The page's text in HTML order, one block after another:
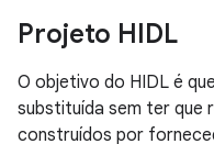
Projeto HIDL
O objetivo do HIDL é
substituída sem ter que
construídos por